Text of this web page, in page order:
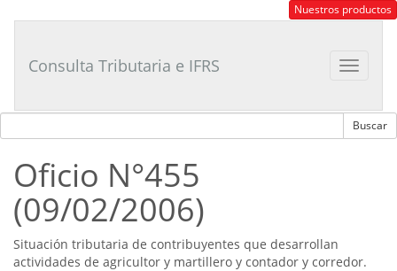
Tributario
Nuestros productos
Toggle
Consulta Tributaria e IFRS
Oficio N°455
(09/02/2006)
Situación tributaria de contribuyentes que desarrollan
actividades de agricultor y martillero y contador y corredor.